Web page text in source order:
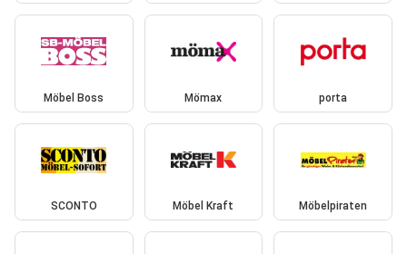
Möbel Boss Mömax porta
SCONTO Möbel Kraft Möbelpiraten